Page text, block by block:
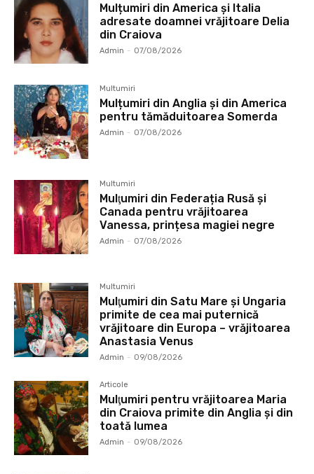
Mulțumiri din America și Italia
adresate doamnei vrăjitoare Delia
din Craiova
Admin - 07/08/2026
Multumiri
Mulțumiri din Anglia și din America
pentru tămăduitoarea Somerda
Admin - 07/08/2026
Multumiri
Mulţumiri din Federația Rusă și
Canada pentru vrăjitoarea
Vanessa, prințesa magiei negre
Admin - 07/08/2026
Multumiri
Mulţumiri din Satu Mare și Ungaria
primite de cea mai puternică
vrăjitoare din Europa – vrăjitoarea
Anastasia Venus
Admin - 09/08/2026
Articole
Mulţumiri pentru vrăjitoarea Maria
din Craiova primite din Anglia și din
toată lumea
Admin - 09/08/2026